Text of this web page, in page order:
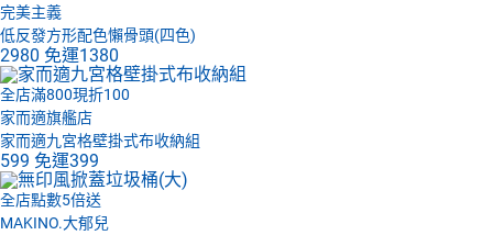
完美主義
低反發方形配色懶骨頭(四色)
2980 免運1380
全店滿800現折100
家而適旗艦店
家而適九宮格壁掛式布收納組
599 免運399
全店點數5倍送
MAKINO.大郁兒